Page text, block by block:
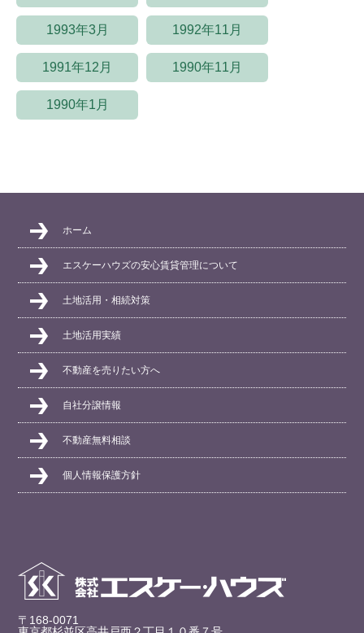
1993年3月 1992年11月
1991年12月 1990年11月
1990年1月
ホーム
エスケーハウズの安心賃貸管理について
土地活用・相続対策
土地活用実績
不動産を売りたい方へ
自社分譲情報
不動産無料相談
個人情報保護方針
〒168-0071